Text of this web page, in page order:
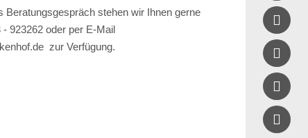
Beratungsgespräch stehen wir Ihnen gerne
923262 oder per E-Mail
zur Verfügung.


